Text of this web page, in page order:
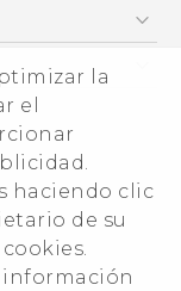
la
el
haciendo clic
de su
guide